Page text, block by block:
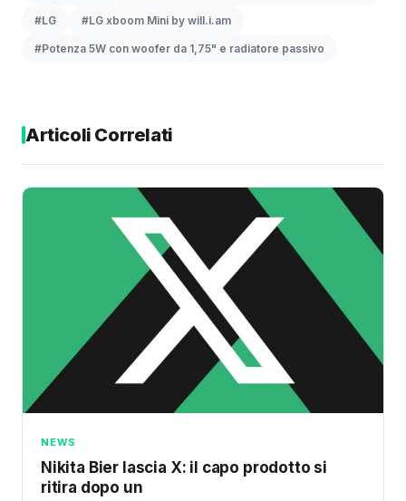
#LG #LG xboom Mini by will.i.am
#Potenza 5W con woofer da 1,75" e radiatore passivo
Articoli Correlati
NEWS
Nikita Bier lascia X: il capo prodotto si
ritira dopo un